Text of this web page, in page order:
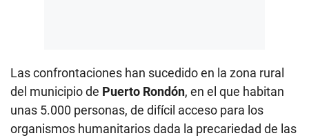
Las confrontaciones han sucedido en la zona rural
del municipio de Puerto Rondón, en el que habitan
unas 5.000 personas, de difícil acceso para los
organismos humanitarios dada la precariedad de las